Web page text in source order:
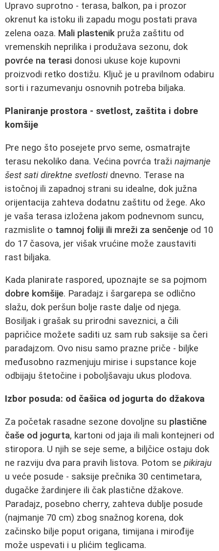
Upravo suprotno - terasa, balkon, pa i prozor
okrenut ka istoku ili zapadu mogu postati prava
zelena oaza. Mali plastenik pruža zaštitu od
vremenskih neprilika i produžava sezonu, dok
povrće na terasi donosi ukuse koje kupovni
proizvodi retko dostižu. Ključ je u pravilnom odabiru
sorti i razumevanju osnovnih potreba biljaka.
Planiranje prostora - svetlost, zaštita i dobre
komšije
Pre nego što posejete prvo seme, osmatrajte
terasu nekoliko dana. Većina povrća traži najmanje
šest sati direktne svetlostidnevno. Terase na
istočnoj ili zapadnoj strani su idealne, dok južna
orijentacija zahteva dodatnu zaštitu od žege. Ako
je vaša terasa izložena jakom podnevnom suncu,
razmislite o tamnoj foliji ili mreži za senčenje od 10
do 17 časova, jer višak vrućine može zaustaviti
rast biljaka.
Kada planirate raspored, upoznajte se sa pojmom
dobre komšije. Paradajz i šargarepa se odlično
slažu, dok peršun bolje raste dalje od njega.
Bosiljak i grašak su prirodni saveznici, a čili
papričice možete saditi uz sam rub saksije sa čeri
paradajzom. Ovo nisu samo prazne priče - biljke
međusobno razmenjuju mirise i supstance koje
odbijaju štetočine i poboljšavaju ukus plodova.
Izbor posuda: od čašica od jogurta do džakova
Za početak rasadne sezone dovoljne su plastične
čaše od jogurta, kartoni od jaja ili mali kontejneri od
stiropora. U njih se seje seme, a biljčice ostaju dok
ne razviju dva para pravih listova. Potom se pikiraju
u veće posude - saksije prečnika 30 centimetara,
dugačke žardinjere ili čak plastične džakove.
Paradajz, posebno cherry, zahteva dublje posude
(najmanje 70 cm) zbog snažnog korena, dok
začinsko bilje poput origana, timijana i mirođije
može uspevati i u plićim teglicama.